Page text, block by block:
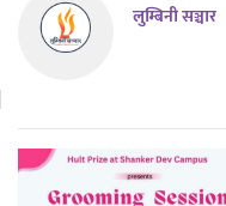
लुम्बिनी सञ्चार